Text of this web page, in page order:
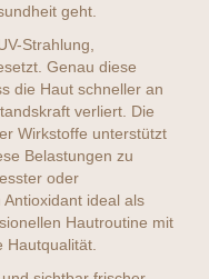
geht.
Strahlung,
Genau diese
die Haut schneller an
verliert. Die
Wirkstoffe unterstützt
Belastungen zu
oder
ideal als
Hautroutine mit
Hautqualität.